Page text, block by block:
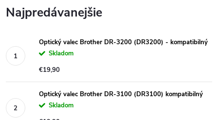
Najpredávanejšie
Optický valec Brother DR-3200 (DR3200) - kompatibilný
Skladom
€19,90
Optický valec Brother DR-3100 (DR3100) kompatibilný
Skladom